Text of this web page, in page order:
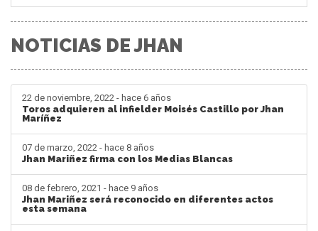
NOTICIAS DE JHAN
22 de noviembre, 2022 - hace 6 años
Toros adquieren al infielder Moisés Castillo por Jhan
Maríñez
07 de marzo, 2022 - hace 8 años
Jhan Mariñez firma con los Medias Blancas
08 de febrero, 2021 - hace 9 años
Jhan Mariñez será reconocido en diferentes actos
esta semana